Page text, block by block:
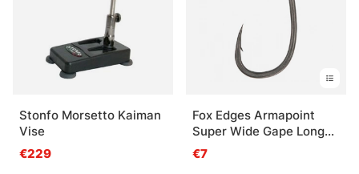
Stonfo Morsetto Kaiman
Vise
€229
Fox Edges Armapoint
Super Wide Gape Long
Shank (10-pak)
€7